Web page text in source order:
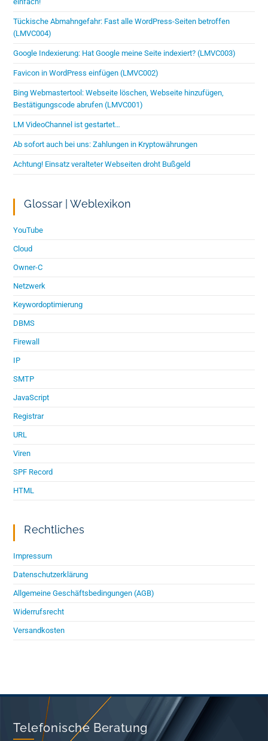
Tückische Abmahngefahr: Fast alle WordPress-Seiten betroffen
(LMVC004)
Google Indexierung: Hat Google meine Seite indexiert? (LMVC003)
Favicon in WordPress einfügen (LMVC002)
Bing Webmastertool: Webseite löschen, Webseite hinzufügen,
Bestätigungscode abrufen (LMVC001)
LM VideoChannel ist gestartet…
Ab sofort auch bei uns: Zahlungen in Kryptowährungen
Achtung! Einsatz veralteter Webseiten droht Bußgeld
Glossar | Weblexikon
YouTube
Cloud
Owner-C
Netzwerk
Keywordoptimierung
DBMS
Firewall
IP
SMTP
JavaScript
Registrar
URL
Viren
SPF Record
HTML
Rechtliches
Impressum
Datenschutzerklärung
Allgemeine Geschäftsbedingungen (AGB)
Widerrufsrecht
Versandkosten
Telefonische Beratung